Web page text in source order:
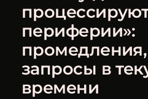
периферии»:
промедления,
запросы в
времени